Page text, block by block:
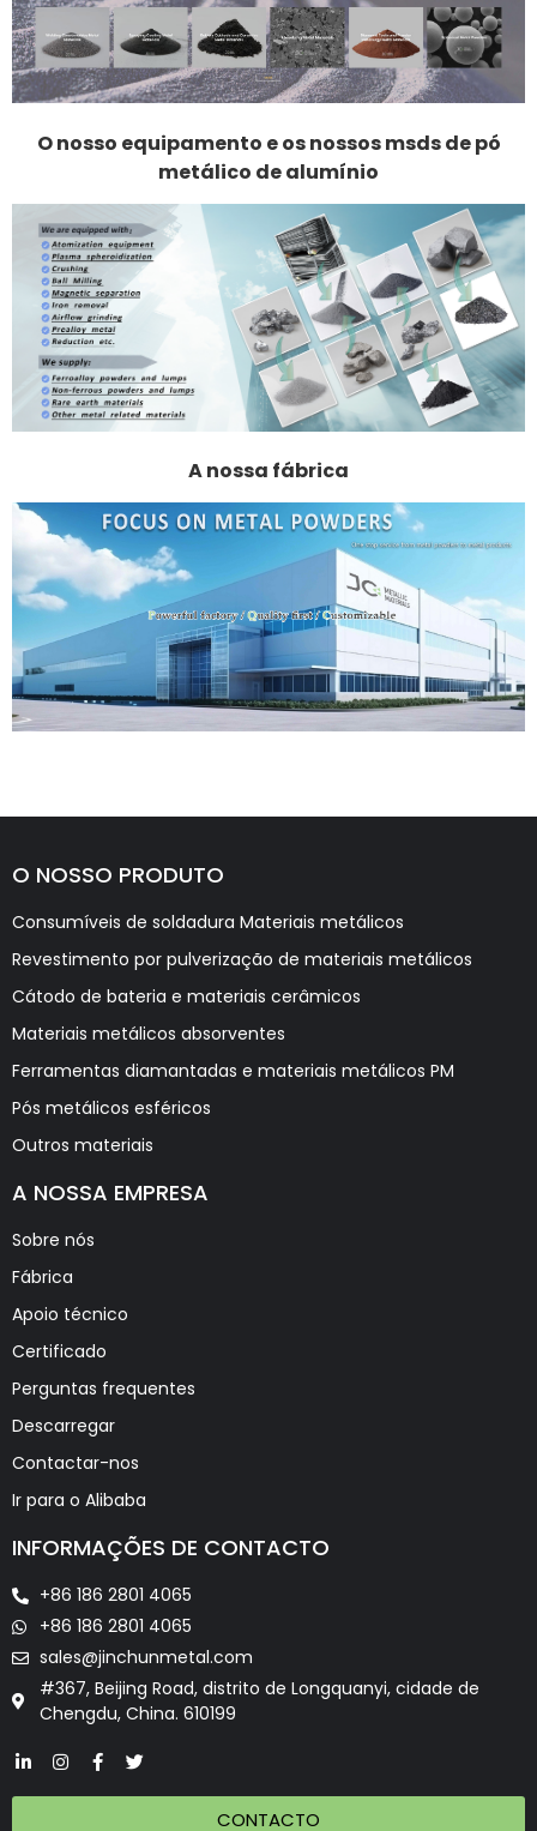
O nosso equipamento e os nossos msds de pó
metálico de alumínio
A nossa fábrica
O NOSSO PRODUTO
Consumíveis de soldadura Materiais metálicos
Revestimento por pulverização de materiais metálicos
Cátodo de bateria e materiais cerâmicos
Materiais metálicos absorventes
Ferramentas diamantadas e materiais metálicos PM
Pós metálicos esféricos
Outros materiais
A NOSSA EMPRESA
Sobre nós
Fábrica
Apoio técnico
Certificado
Perguntas frequentes
Descarregar
Contactar-nos
Ir para o Alibaba
INFORMAÇÕES DE CONTACTO
+86 186 2801 4065
+86 186 2801 4065
sales@jinchunmetal.com
#367, Beijing Road, distrito de Longquanyi, cidade de
Chengdu, China. 610199
CONTACTO